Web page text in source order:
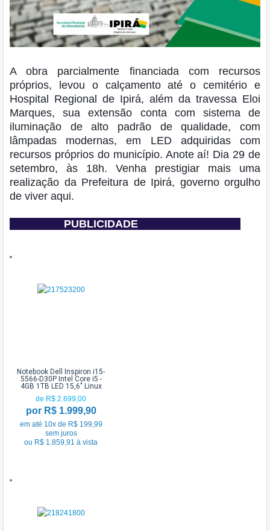
A obra parcialmente financiada com recursos
próprios, levou o calçamento até o cemitério e
Hospital Regional de Ipirá, além da travessa Eloi
Marques, sua extensão conta com sistema de
iluminação de alto padrão de qualidade, com
lâmpadas modernas, em LED adquiridas com
recursos próprios do município. Anote aí! Dia 29 de
setembro, às 18h. Venha prestigiar mais uma
realização da Prefeitura de Ipirá, governo orgulho
de viver aqui.
PUBLICIDADE
Notebook Dell Inspiron i15-
5566-D30P Intel Core i5 -
4GB 1TB LED 15,6" Linux
de R$ 2.699,00
por R$ 1.999,90
em até 10x de R$ 199,99
sem juros
ou R$ 1.859,91 à vista